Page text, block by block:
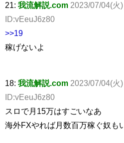
21: 我流解説.com 2023/07/04(火
ID:vEeuJ6z80
>>19
稼げないよ
18: 我流解説.com 2023/07/04(火
ID:vEeuJ6z80
スロで月15万はすごいなあ
海外FXやれば月数百万稼ぐ奴も